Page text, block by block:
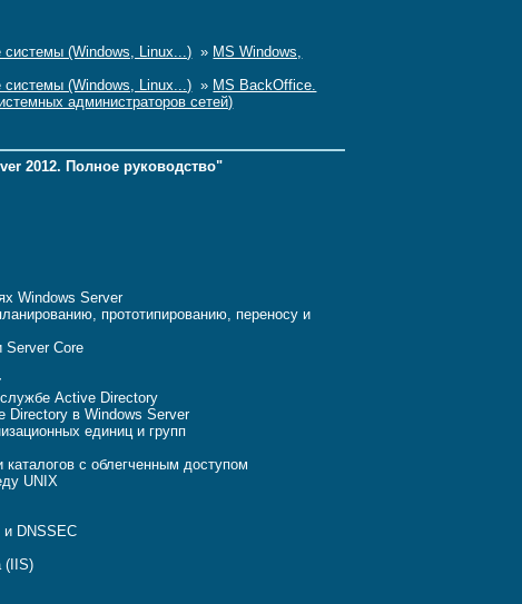
системы (Windows, Linux...) » MS Windows,
системы (Windows, Linux...) » MS BackOffice.
администраторов сетей)
2012. Полное руководство"
Windows Server
прототипированию, переносу и
Server Core
Active Directory
Directory в Windows Server
единиц и групп
с облегченным доступом
UNIX
DNSSEC
(IIS)